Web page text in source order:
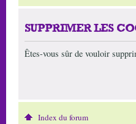
SUPPRIMER LES
Êtes-vous sûr de vouloir
Index du forum